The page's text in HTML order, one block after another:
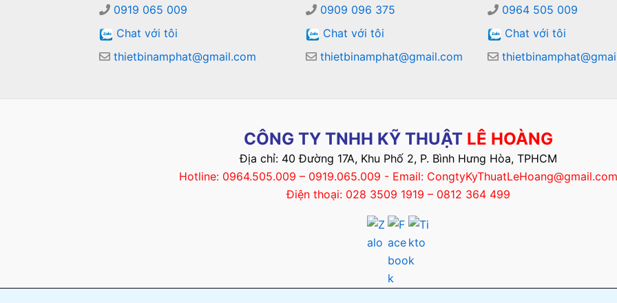
0919 065 009
Chat với tôi
thietbinamphat@gmail.com
0909 096 375
Chat với tôi
thietbinamphat@gmail.com
0964 505 009
Chat với tôi
CÔNG TY TNHH KỸ THUẬT LÊ HOÀNG
Địa chỉ: 40 Đường 17A, Khu Phố 2, P. Bình Hưng Hòa, TPHCM
Hotline: 0964.505.009 – 0919.065.009 - Email: CongtyKyThuatLeHoang@gmail.com
Điện thoại: 028 3509 1919 – 0812 364 499